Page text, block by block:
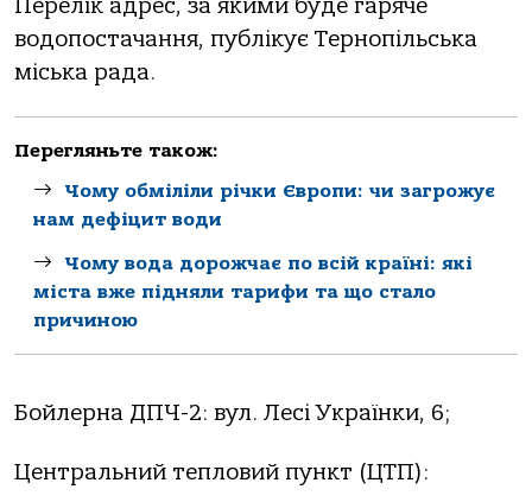
Перелік адрес, за якими буде гаряче
водопостачання, публікує Тернопільська
міська рада.
Перегляньте також:
Чому обміліли річки Європи: чи загрожує
нам дефіцит води
Чому вода дорожчає по всій країні: які
міста вже підняли тарифи та що стало
причиною
Бойлерна ДПЧ-2: вул. Лесі Укpаїнки, 6;
Центральний тепловий пункт (ЦТП):